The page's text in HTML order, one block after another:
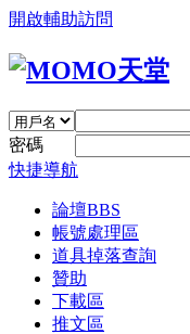
開啟輔助訪問
密碼
快捷導航
論壇BBS
帳號處理區
道具掉落查詢
贊助
下載區
推文區